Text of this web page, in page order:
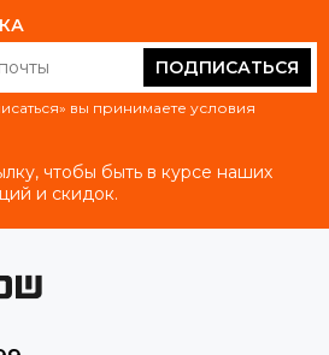
ПОДПИСАТЬСЯ
вы принимаете условия
чтобы быть в курсе наших
и скидок.